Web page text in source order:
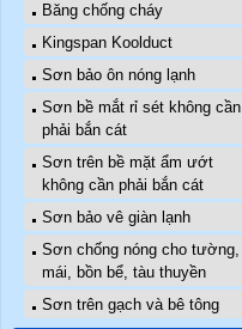
Băng chống cháy
Kingspan Koolduct
Sơn bảo ôn nóng lạnh
Sơn bề mắt rỉ sét không cần
phải bắn cát
Sơn trên bề mặt ẩm ướt
không cần phải bắn cát
Sơn bảo vê giàn lạnh
Sơn chống nóng cho tường,
mái, bồn bể, tàu thuyền
Sơn trên gạch và bê tông